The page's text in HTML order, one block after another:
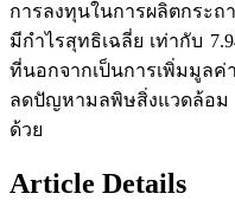
การลงทุนในการผลิตกระถ
มีกำไรสุทธิเฉลี่ย เท่ากับ
ที่นอกจากเป็นการเพิ่มมูล
ลดปัญหามลพิษสิ่งแวดล้อ
ด้วย
Article Details